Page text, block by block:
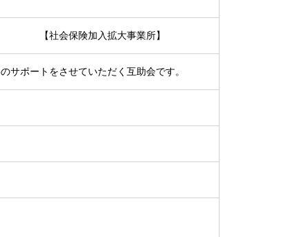
会保険加入拡大事業所】
サポートをさせていただく互助会です。